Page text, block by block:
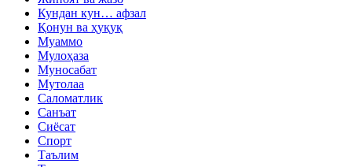
Кундан кун… афзал
Қонун ва ҳуқуқ
Муаммо
Мулоҳаза
Муносабат
Мутолаа
Саломатлик
Санъат
Сиёсат
Спорт
Таълим